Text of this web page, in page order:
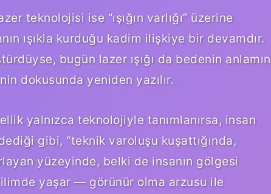
teknolojisi ise “ışığın varlığı” üzerine
ışıkla kurduğu kadim ilişkiye bir devamdır.
bugün lazer ışığı da bedenin
dokusunda yeniden yazılır.
yalnızca teknolojiyle tanımlanırsa, insan
gibi, “teknik varoluşu kuşattığında,
yüzeyinde, belki de insanın gölgesi
yaşar — görünür olma arzusu ile